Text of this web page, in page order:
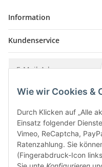
Information
Kundenservice
Bitte senden Sie mir
Wie wir Cookies &
Durch Klicken auf „Alle
Einsatz folgender
Vimeo, ReCaptcha,
Ratenzahlung. Sie
(Fingerabdruck-Icon